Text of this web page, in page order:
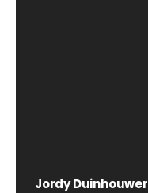
Jordy Duinhouwer